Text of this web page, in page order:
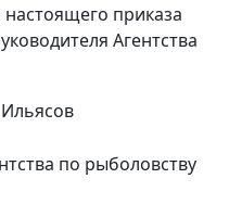
приказа
Агентства
по рыболовству